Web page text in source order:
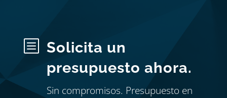
b
Solicita un
presupuesto ahora.
Sin compromisos. Presupuesto en